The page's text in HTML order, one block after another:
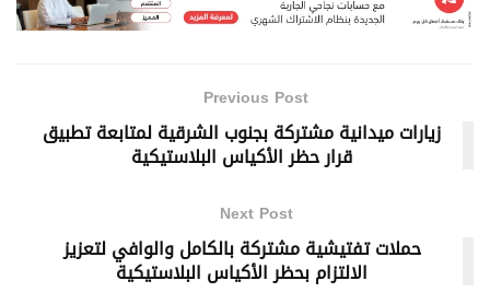
Previous Post
زيارات ميدانية مشتركة بجنوب الشرقية لمتابعة تطبيق
قرار حظر الأكياس البلاستيكية
Next Post
حملات تفتيشية مشتركة بالكامل والوافي لتعزيز
الالتزام بحظر الأكياس البلاستيكية